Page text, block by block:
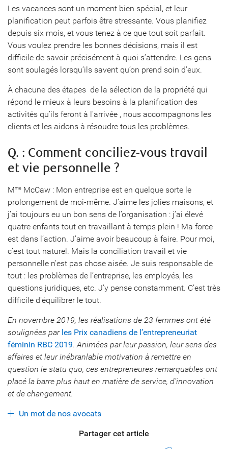
Les vacances sont un moment bien spécial, et leur
planification peut parfois être stressante. Vous planifiez
depuis six mois, et vous tenez à ce que tout soit parfait.
Vous voulez prendre les bonnes décisions, mais il est
difficile de savoir précisément à quoi s’attendre. Les gens
sont soulagés lorsqu’ils savent qu’on prend soin d’eux.
À chacune des étapes  de la sélection de la propriété qui
répond le mieux à leurs besoins à la planification des
activités qu’ils feront à l’arrivée , nous accompagnons les
clients et les aidons à résoudre tous les problèmes.
Q. : Comment conciliez-vous travail
et vie personnelle ?
Mme McCaw : Mon entreprise est en quelque sorte le
prolongement de moi-même. J’aime les jolies maisons, et
j’ai toujours eu un bon sens de l’organisation : j’ai élevé
quatre enfants tout en travaillant à temps plein ! Ma force
est dans l’action. J’aime avoir beaucoup à faire. Pour moi,
c’est tout naturel. Mais la conciliation travail et vie
personnelle n’est pas chose aisée. Je suis responsable de
tout : les problèmes de l’entreprise, les employés, les
questions juridiques, etc. J’y pense constamment. C’est très
difficile d’équilibrer le tout.
En novembre 2019, les réalisations de 23 femmes ont été
soulignées par les Prix canadiens de l’entrepreneuriat
féminin RBC 2019. Animées par leur passion, leur sens des
affaires et leur inébranlable motivation à remettre en
question le statu quo, ces entrepreneures remarquables ont
placé la barre plus haut en matière de service, d’innovation
et de changement.
Un mot de nos avocats
Partager cet article